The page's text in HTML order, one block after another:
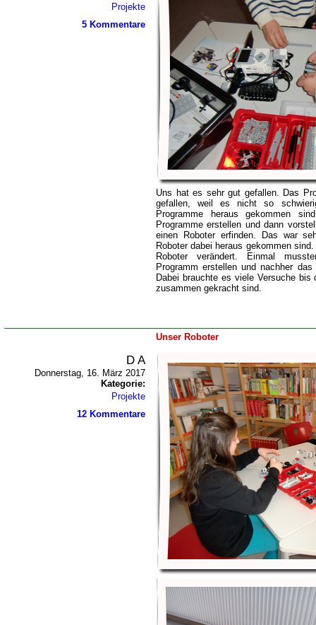
Projekte
5 Kommentare
Uns hat es sehr gut gefallen. Das
gefallen, weil es nicht so
Programme heraus gekommen
Programme erstellen und dann
einen Roboter erfinden. Das war
Roboter dabei heraus gekommen
Roboter verändert. Einmal
Programm erstellen und nachher
Dabei brauchte es viele Versuche
zusammen gekracht sind.
Unser Roboter
D A
Donnerstag, 16. März 2017
Kategorie:
Projekte
12 Kommentare